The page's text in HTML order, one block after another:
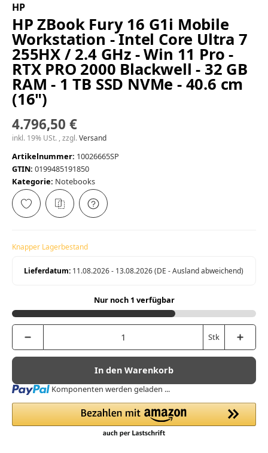
HP
HP ZBook Fury 16 G1i Mobile
Workstation - Intel Core Ultra 7
255HX / 2.4 GHz - Win 11 Pro -
RTX PRO 2000 Blackwell - 32 GB
RAM - 1 TB SSD NVMe - 40.6 cm
(16")
4.796,50 €
inkl. 19% USt. , zzgl.Versand
Artikelnummer: 10026665SP
GTIN: 0199485191850
Kategorie: Notebooks
Knapper Lagerbestand
Lieferdatum: 11.08.2026 - 13.08.2026(DE - Ausland abweichend)
Nur noch 1 verfügbar
Stk
In den Warenkorb
Loading... Komponenten werden geladen ...